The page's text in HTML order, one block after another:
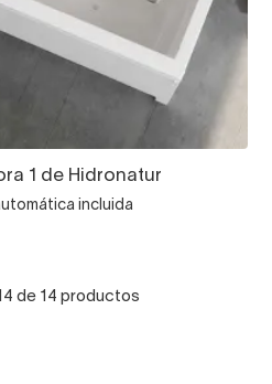
1 de Hidronatur
incluida
de 14 productos